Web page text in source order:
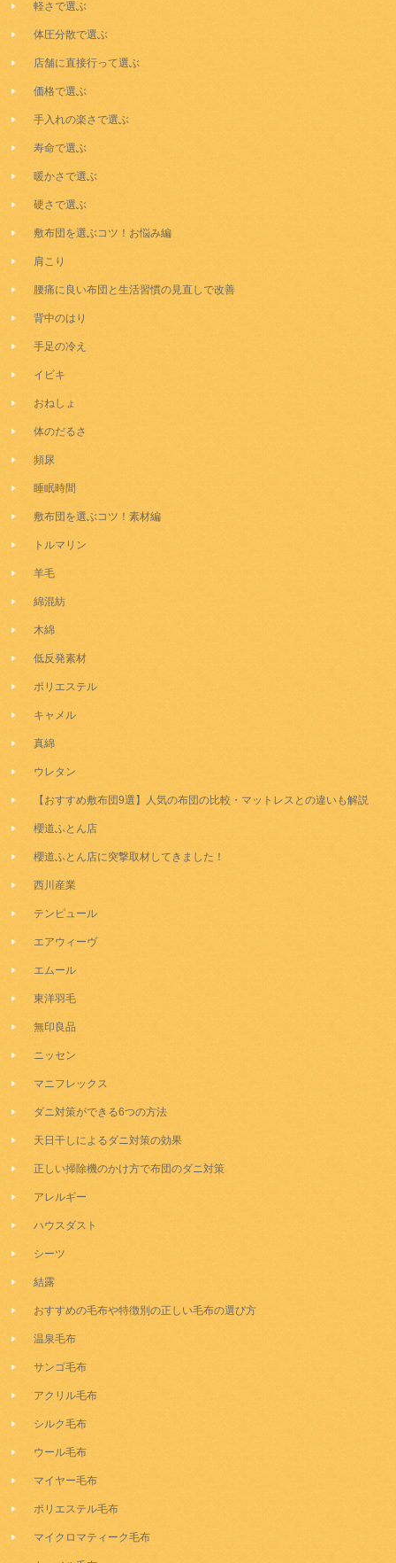
軽さで選ぶ
体圧分散で選ぶ
店舗に直接行って選ぶ
価格で選ぶ
手入れの楽さで選ぶ
寿命で選ぶ
暖かさで選ぶ
硬さで選ぶ
敷布団を選ぶコツ！お悩み編
肩こり
腰痛に良い布団と生活習慣の見直しで改善
背中のはり
手足の冷え
イビキ
おねしょ
体のだるさ
頻尿
睡眠時間
敷布団を選ぶコツ！素材編
トルマリン
羊毛
綿混紡
木綿
低反発素材
ポリエステル
キャメル
真綿
ウレタン
【おすすめ敷布団9選】人気の布団の比較・マットレスとの違いも解説
櫻道ふとん店
櫻道ふとん店に突撃取材してきました！
西川産業
テンピュール
エアウィーヴ
エムール
東洋羽毛
無印良品
ニッセン
マニフレックス
ダニ対策ができる6つの方法
天日干しによるダニ対策の効果
正しい掃除機のかけ方で布団のダニ対策
アレルギー
ハウスダスト
シーツ
結露
おすすめの毛布や特徴別の正しい毛布の選び方
温泉毛布
サンゴ毛布
アクリル毛布
シルク毛布
ウール毛布
マイヤー毛布
ポリエステル毛布
マイクロマティーク毛布